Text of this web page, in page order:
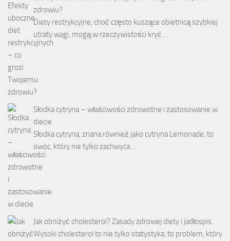
zdrowiu?
Diety restrykcyjne, choć często kuszące obietnicą szybkiej
utraty wagi, mogą w rzeczywistości kryć …
Słodka cytryna – właściwości zdrowotne i zastosowanie w
diecie
Słodka cytryna, znana również jako cytryna Lemonade, to
owoc, który nie tylko zachwyca …
Jak obniżyć cholesterol? Zasady zdrowej diety i jadłospis
Wysoki cholesterol to nie tylko statystyka, to problem, który